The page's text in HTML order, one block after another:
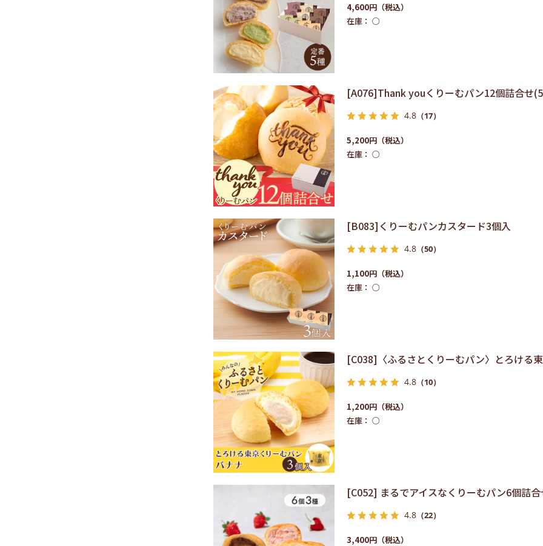
4,600円
在庫： ○
[A076]Thank youくりーむパン12個詰合せ
4.8 （17）
5,200円
在庫： ○
[B083]くりーむパンカスタード3個入
4.8 （50）
1,100円
在庫： ○
[C038]〈ふるさとくりーむパン〉とろける
4.8 （10）
1,200円
在庫： ○
[C052] まるでアイスなくりーむパン6個詰合
4.8 （22）
3,400円